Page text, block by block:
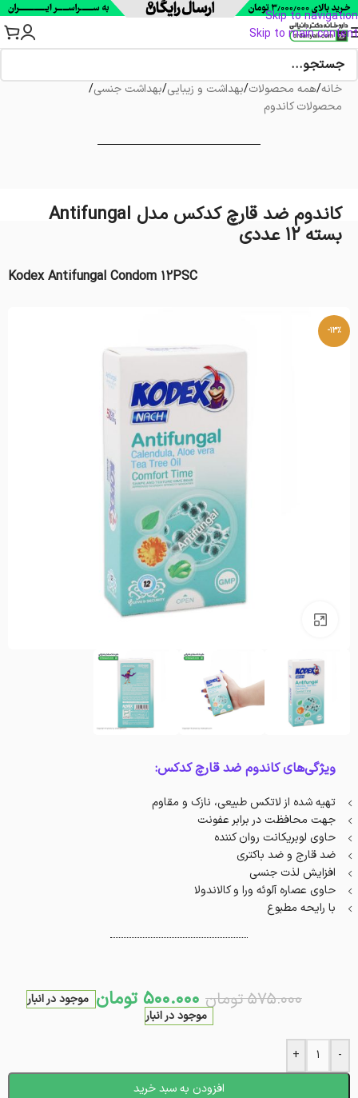
Skip to navigation
Skip to main content
خانه/همه محصولات/بهداشت و زیبایی/بهداشت جنسی/
محصولات کاندوم
کاندوم ضد قارچ کدکس مدل Antifungal
بسته 12 عددی
Kodex Antifungal Condom 12PSC
-13%
ویژگی‌های کاندوم ضد قارچ کدکس:
تهیه شده از لاتکس طبیعی، نازک و مقاوم
جهت محافظت در برابر عفونت
حاوی لوبریکانت روان کننده
ضد قارج و ضد باکتری
افزایش لذت جنسی
حاوی عصاره آلوئه ورا و کالاندولا
با رایحه مطبوع
575.000 تومان 500.000 تومان موجود در انبار
موجود در انبار
-
+
افزودن به سبد خرید